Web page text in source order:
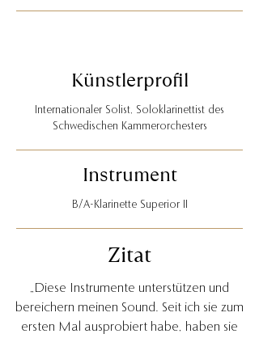
Künstlerprofil
Internationaler Solist, Soloklarinettist des
Schwedischen Kammerorchesters
Instrument
B/A-Klarinette Superior II
Zitat
„Diese Instrumente unterstützen und
bereichern meinen Sound. Seit ich sie zum
ersten Mal ausprobiert habe, haben sie